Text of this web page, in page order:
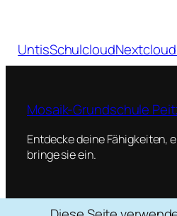
UntisSchulcloud
Mosaik-Grundschule
Entdecke deine Fähigkeiten,
bringe sie ein.